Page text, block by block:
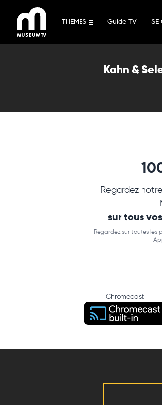
contenu
THEMES Guide TV SE
Kahn &
Regardez
sur tous
Regardez sur toutes les
Chromecast